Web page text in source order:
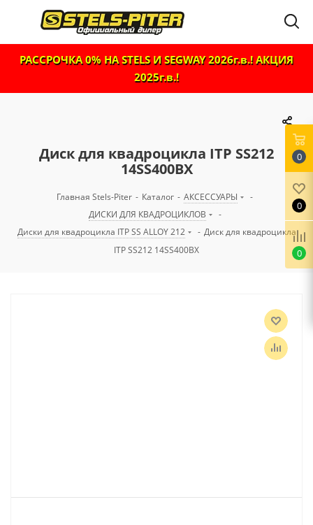
РАССРОЧКА 0% НА STELS И SEGWAY 2026г.в.! АКЦИЯ
2025г.в.!
Диск для квадроцикла ITP SS212
14SS400BX
Главная Stels-Piter - Каталог - АКСЕССУАРЫ
-
ДИСКИ ДЛЯ КВАДРОЦИКЛОВ
-
Диски для квадроцикла ITP SS ALLOY 212
- Диск для квадроцикла
ITP SS212 14SS400BX
0
0
0